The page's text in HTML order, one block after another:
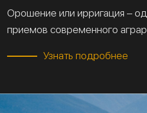
Орошение или ирригация –
приемов современного
Узнать подробнее